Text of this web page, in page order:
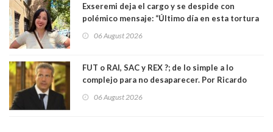
Exseremi deja el cargo y se despide con
polémico mensaje: “Último día en esta tortura
06 August 2026
FUT o RAI, SAC y REX ?; de lo simple a lo
complejo para no desaparecer. Por Ricardo
06 August 2026